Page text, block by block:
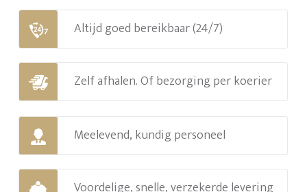
Altijd goed bereikbaar (24/7)
Zelf afhalen. Of bezorging per koerier
Meelevend, kundig personeel
Voordelige, snelle, verzekerde levering